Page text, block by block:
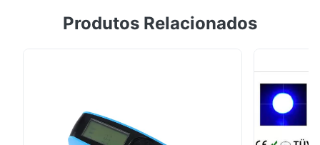
espectrofotômetro da cor da abertura de 1*3mm ou
características YS3020 a medida precisa e as funç...
Produtos Relacionados